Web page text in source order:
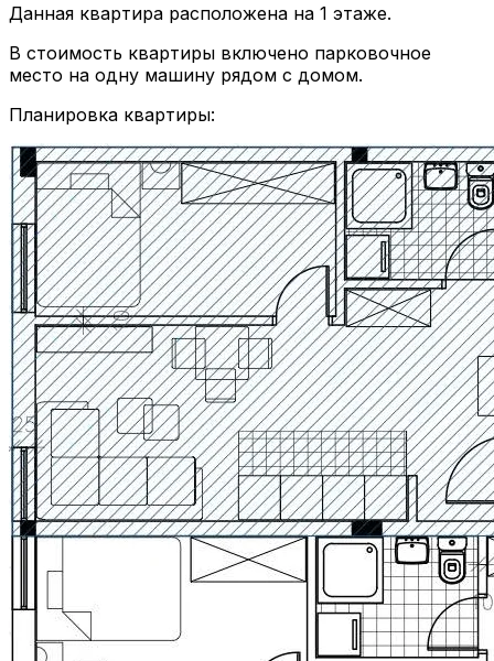
Данная квартира расположена на 1 этаже.
В стоимость квартиры включено парковочное
место на одну машину рядом с домом.
Планировка квартиры: